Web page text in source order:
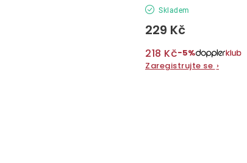
Skladem
229 Kč
218 Kč−5%
Zaregistrujte se ›